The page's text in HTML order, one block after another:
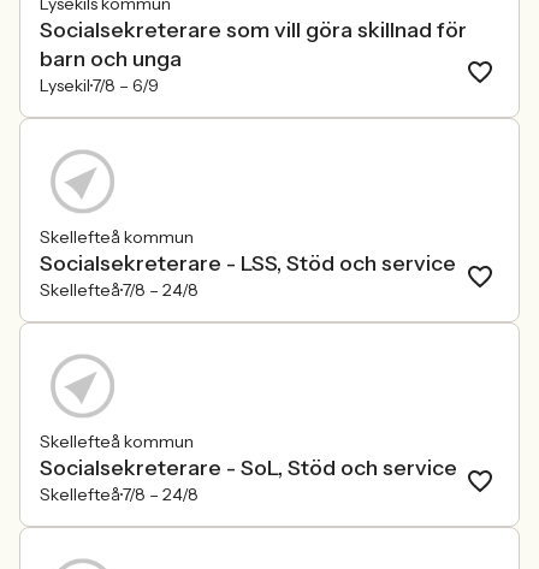
Socialsekreterare som vill göra skillnad för
barn och unga
Lysekil7/8 – 6/9
Skellefteå kommun
Socialsekreterare - LSS, Stöd och service
Skellefteå7/8 – 24/8
Skellefteå kommun
Socialsekreterare - SoL, Stöd och service
Skellefteå7/8 – 24/8